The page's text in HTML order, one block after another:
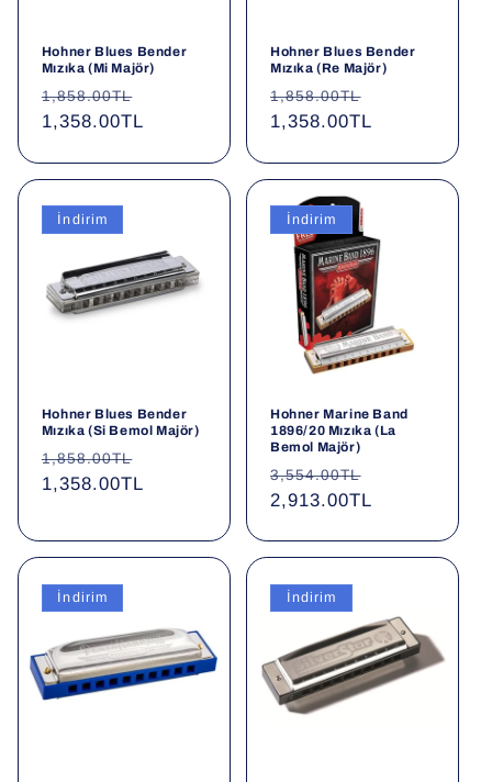
Hohner Blues Bender
Mızıka (Mi Majör)
Normal
fiyat
1,858.00TL
1,358.00TL
Hohner Blues Bender
Mızıka (Re Majör)
Normal
fiyat
1,858.00TL
1,358.00TL
İndirim
Hohner Blues Bender
Mızıka (Si Bemol Majör)
Normal
fiyat
1,858.00TL
1,358.00TL
İndirim
Hohner Marine Band
1896/20 Mızıka (La
Bemol Majör)
Normal
fiyat
3,554.00TL
2,913.00TL
İndirim İndirim